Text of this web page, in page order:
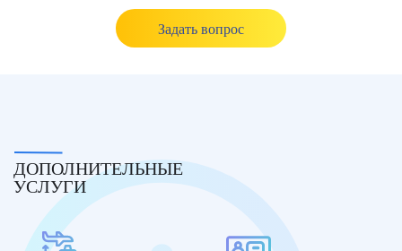
Задать вопрос
ДОПОЛНИТЕЛЬНЫЕ
УСЛУГИ